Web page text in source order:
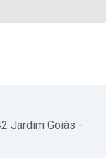
Jardim Goiás -